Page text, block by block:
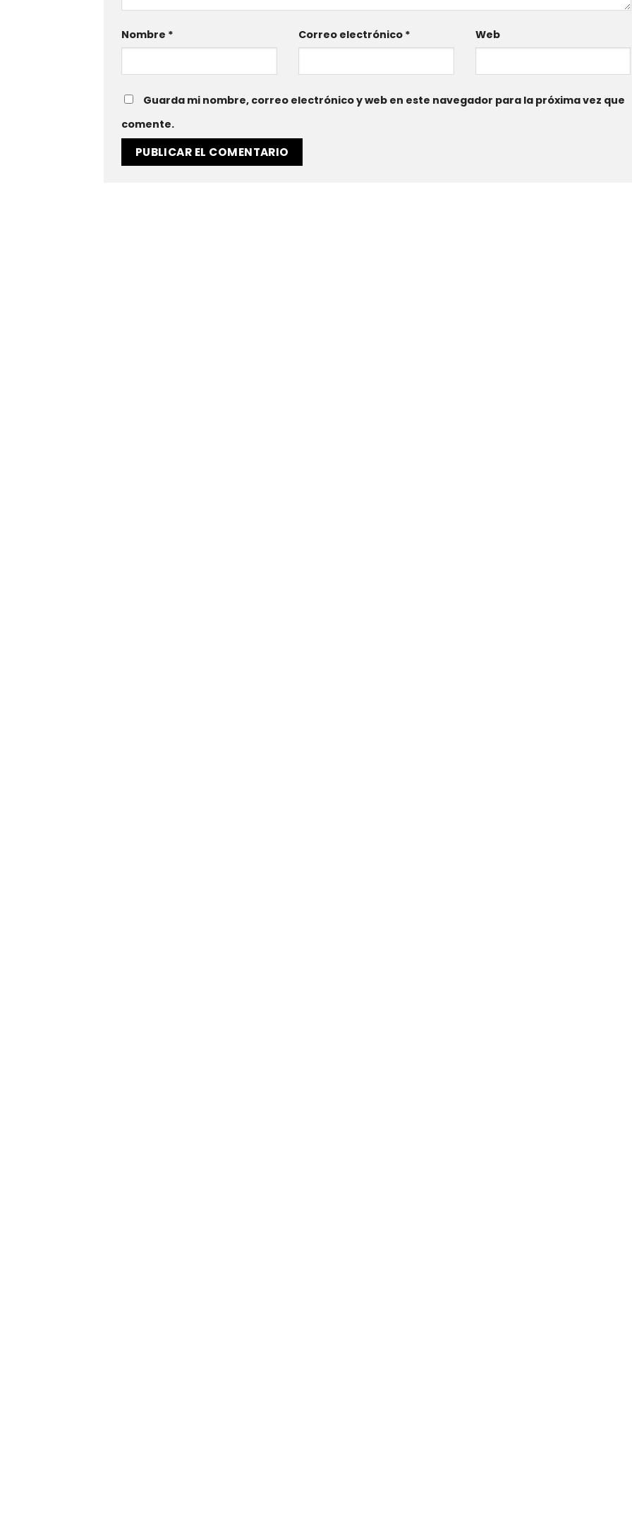
Nombre * Correo electrónico * Web
Guarda mi nombre, correo electrónico y web en este navegador para la próxima vez que
comente.